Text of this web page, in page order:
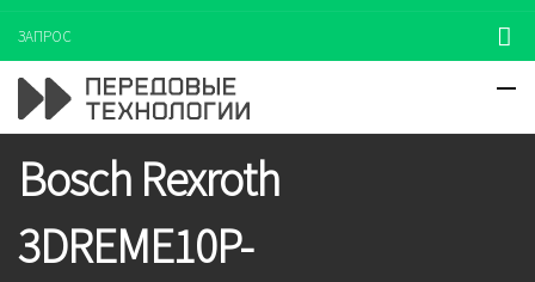
ЗАПРОС
Bosch Rexroth
3DREME10P-